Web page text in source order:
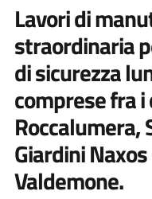
Lavori di
straordinaria
di sicurezza
comprese fra
Roccalumera,
Giardini
Valdemone.